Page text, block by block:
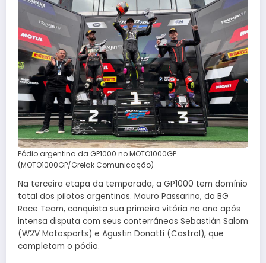
Pódio argentina da GP1000 no MOTO1000GP
(MOTO1000GP/Grelak Comunicação)
Na terceira etapa da temporada, a GP1000 tem domínio
total dos pilotos argentinos. Mauro Passarino, da BG
Race Team, conquista sua primeira vitória no ano após
intensa disputa com seus conterrâneos Sebastián Salom
(W2V Motosports) e Agustin Donatti (Castrol), que
completam o pódio.